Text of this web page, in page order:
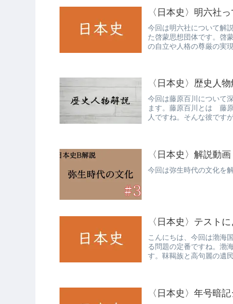
〈日本史〉明六社
今回は明六社について解
た啓蒙思想団体です。啓
の自立や人格の尊厳の実
〈日本史〉歴史人
今回は藤原百川について
ます。藤原百川とは 藤
人ですね。そんな彼です
〈日本史〉解説動
今回は弥生時代の文化を
〈日本史〉テスト
こんにちは、今回は渤海
る問題の定番ですね。渤
す。靺鞨族と高句麗の遺
〈日本史〉年号暗